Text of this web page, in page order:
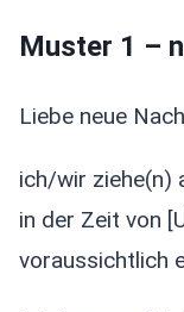
Muster 1 –
Liebe neue
ich/wir ziehe(n)
in der Zeit von
voraussichtlich